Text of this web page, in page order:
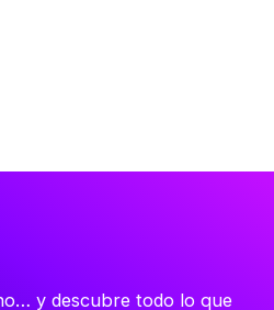
y descubre todo lo que